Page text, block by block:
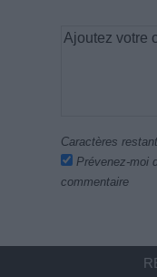
Caractères
Prévenez-moi
commentaire